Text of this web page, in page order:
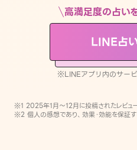
※LINEアプリ内のサービスページへ遷移します
高満足度の占い
LINE占
※LINEアプリ内のサー
※1 2025年1月〜12月に投稿されたレビュ
※2 個人の感想であり、効果・効能を保証